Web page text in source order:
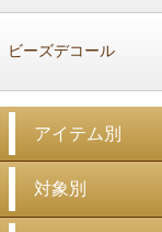
ビーズデコール
アイテム別
対象別